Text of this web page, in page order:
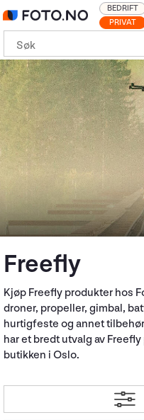
PRIVAT
BEDRIFT
Freefly
Kjøp Freefly produkter hos
droner, propeller, gimbal,
hurtigfeste og annet
har et bredt utvalg av
butikken i Oslo.